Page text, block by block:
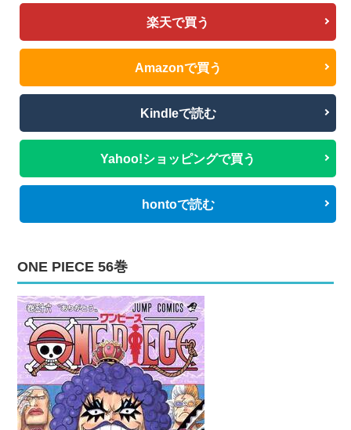
楽天で買う
Amazonで買う
Kindleで読む
Yahoo!ショッピングで買う
hontoで読む
ONE PIECE 56巻